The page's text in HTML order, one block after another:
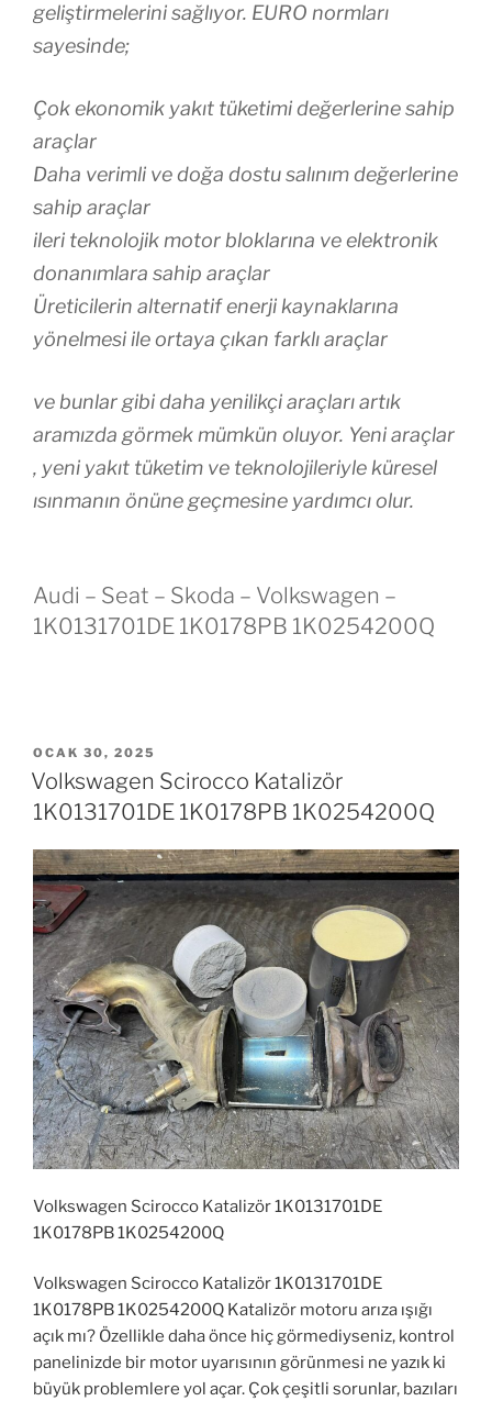
geliştirmelerini sağlıyor. EURO normları
sayesinde;
Çok ekonomik yakıt tüketimi değerlerine sahip
araçlar
Daha verimli ve doğa dostu salınım değerlerine
sahip araçlar
ileri teknolojik motor bloklarına ve elektronik
donanımlara sahip araçlar
Üreticilerin alternatif enerji kaynaklarına
yönelmesi ile ortaya çıkan farklı araçlar
ve bunlar gibi daha yenilikçi araçları artık
aramızda görmek mümkün oluyor. Yeni araçlar
, yeni yakıt tüketim ve teknolojileriyle küresel
ısınmanın önüne geçmesine yardımcı olur.
Audi – Seat – Skoda – Volkswagen –
1K0131701DE 1K0178PB 1K0254200Q
YAYIM
TARIHI
OCAK 30, 2025
Volkswagen Scirocco Katalizör
1K0131701DE 1K0178PB 1K0254200Q
Volkswagen Scirocco Katalizör 1K0131701DE
1K0178PB 1K0254200Q
Volkswagen Scirocco Katalizör 1K0131701DE
1K0178PB 1K0254200Q Katalizör motoru arıza ışığı
açık mı? Özellikle daha önce hiç görmediyseniz, kontrol
panelinizde bir motor uyarısının görünmesi ne yazık ki
büyük problemlere yol açar. Çok çeşitli sorunlar, bazıları